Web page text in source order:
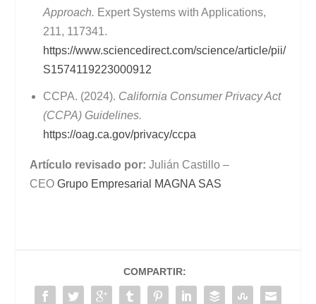
Approach. Expert Systems with Applications,
211, 117341.
https://www.sciencedirect.com/science/article/pii/
S1574119223000912
CCPA. (2024). California Consumer Privacy Act
(CCPA) Guidelines.
https://oag.ca.gov/privacy/ccpa
Artículo revisado por: Julián Castillo –
CEOGrupo Empresarial MAGNA SAS
COMPARTIR: